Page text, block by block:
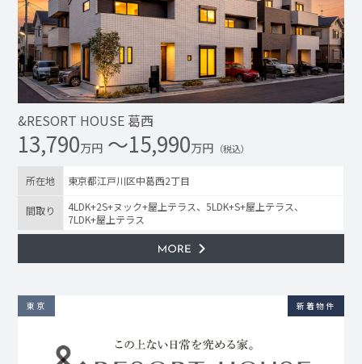
&RESORT HOUSE 葛西
13,790万円 〜15,990万円 （税込）
所在地 東京都江戸川区中葛西2丁目
間取り
4LDK+2S+ヌック+屋上テラス、5LDK+S+屋上テラス、
7LDK+屋上テラス
東京 新着物件